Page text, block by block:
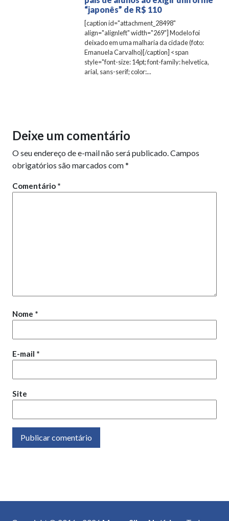
“japonês” de R$ 110
[caption id="attachment_28498"
align="alignleft" width="269"] Modelo foi
deixado em uma malharia da cidade (foto:
Emanuela Carvalho)[/caption] <span
style="font-size: 14pt; font-family: helvetica,
arial, sans-serif; color:...
Deixe um comentário
O seu endereço de e-mail não será publicado.Campos
obrigatórios são marcados com*
Comentário *
Nome *
E-mail *
Site